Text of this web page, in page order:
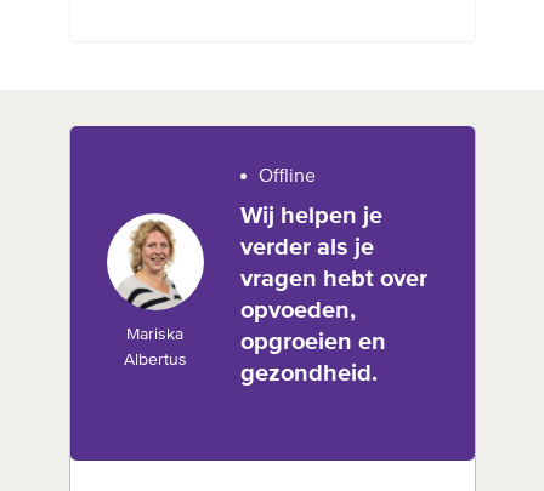
Mariska
Albertus
Offline
Wij helpen je
verder als je
vragen hebt over
opvoeden,
opgroeien en
gezondheid.